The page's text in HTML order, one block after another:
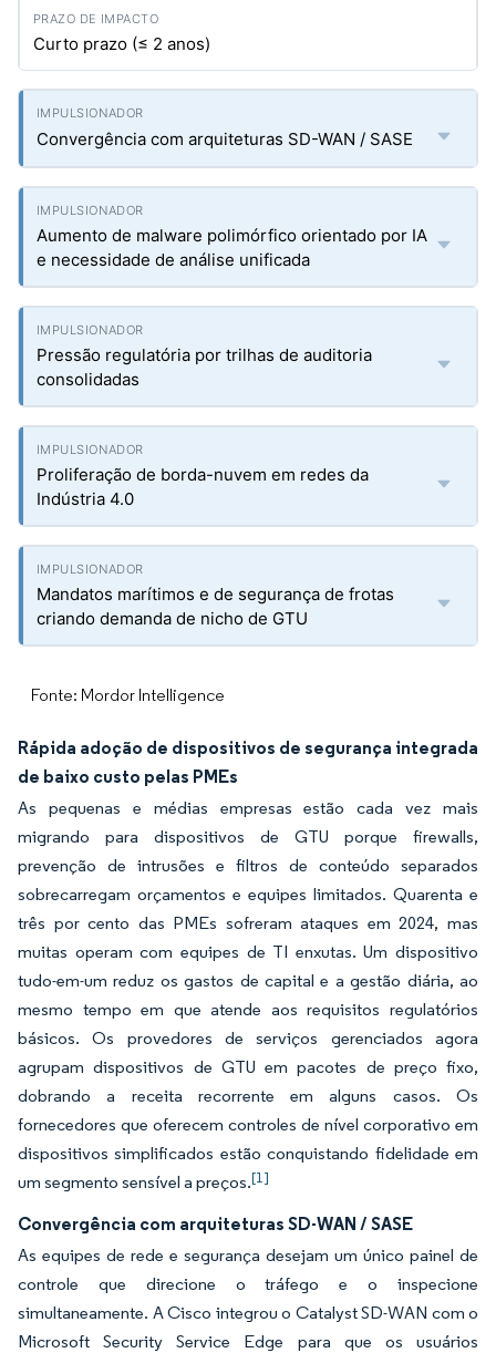
Curto prazo (≤ 2 anos)
Convergência com arquiteturas SD-WAN / SASE
Aumento de malware polimórfico orientado por IA
e necessidade de análise unificada
Pressão regulatória por trilhas de auditoria
consolidadas
Proliferação de borda-nuvem em redes da
Indústria 4.0
Mandatos marítimos e de segurança de frotas
criando demanda de nicho de GTU
Fonte: Mordor Intelligence
Rápida adoção de dispositivos de segurança integrada
de baixo custo pelas PMEs
As pequenas e médias empresas estão cada vez mais
migrando para dispositivos de GTU porque firewalls,
prevenção de intrusões e filtros de conteúdo separados
sobrecarregam orçamentos e equipes limitados. Quarenta e
três por cento das PMEs sofreram ataques em 2024, mas
muitas operam com equipes de TI enxutas. Um dispositivo
tudo-em-um reduz os gastos de capital e a gestão diária, ao
mesmo tempo em que atende aos requisitos regulatórios
básicos. Os provedores de serviços gerenciados agora
agrupam dispositivos de GTU em pacotes de preço fixo,
dobrando a receita recorrente em alguns casos. Os
fornecedores que oferecem controles de nível corporativo em
dispositivos simplificados estão conquistando fidelidade em
um segmento sensível a preços.[1]
Convergência com arquiteturas SD-WAN / SASE
As equipes de rede e segurança desejam um único painel de
controle que direcione o tráfego e o inspecione
simultaneamente. A Cisco integrou o Catalyst SD-WAN com o
Microsoft Security Service Edge para que os usuários